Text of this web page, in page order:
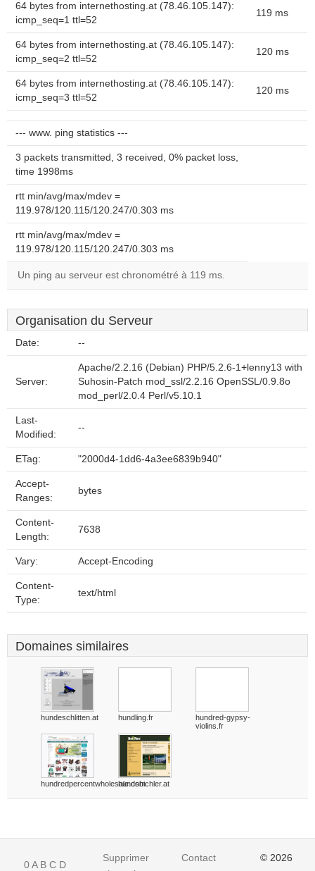
64 bytes from internethosting.at (78.46.105.147):
icmp_seq=1 ttl=52
119 ms
64 bytes from internethosting.at (78.46.105.147):
icmp_seq=2 ttl=52
120 ms
64 bytes from internethosting.at (78.46.105.147):
icmp_seq=3 ttl=52
120 ms
--- www. ping statistics ---
3 packets transmitted, 3 received, 0% packet loss,
time 1998ms
rtt min/avg/max/mdev =
119.978/120.115/120.247/0.303 ms
rtt min/avg/max/mdev =
119.978/120.115/120.247/0.303 ms
Un ping au serveur est chronométré à 119 ms.
Organisation du Serveur
Date: --
Server:
Apache/2.2.16 (Debian) PHP/5.2.6-1+lenny13 with
Suhosin-Patch mod_ssl/2.2.16 OpenSSL/0.9.8o
mod_perl/2.0.4 Perl/v5.10.1
Last-
Modified:
--
ETag: "2000d4-1dd6-4a3ee6839b940"
Accept-
Ranges:
bytes
Content-
Length:
7638
Vary: Accept-Encoding
Content-
Type:
text/html
Domaines similaires
hundeschlitten.at hundling.fr
hundred-gypsy-
violins.fr
hundredpercentwholesale.com
hundsbichler.at
0A B C D
Supprimer
Contact © 2026